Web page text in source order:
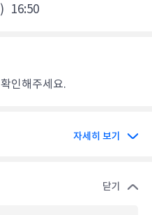
16:50
인해주세요.
자세히 보기
닫기